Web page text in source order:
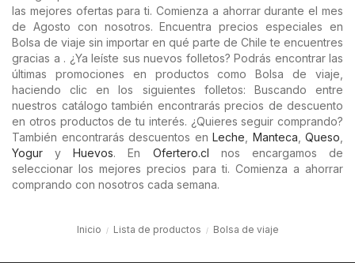
las mejores ofertas para ti. Comienza a ahorrar durante el mes
de Agosto con nosotros. Encuentra precios especiales en
Bolsa de viaje sin importar en qué parte de Chile te encuentres
gracias a . ¿Ya leíste sus nuevos folletos? Podrás encontrar las
últimas promociones en productos como Bolsa de viaje,
haciendo clic en los siguientes folletos: Buscando entre
nuestros catálogo también encontrarás precios de descuento
en otros productos de tu interés. ¿Quieres seguir comprando?
También encontrarás descuentos en Leche Manteca Queso
Yogur yHuevos. En Ofertero.cl nos encargamos de
seleccionar los mejores precios para ti. Comienza a ahorrar
comprando con nosotros cada semana.
Inicio Lista de productos Bolsa de viaje